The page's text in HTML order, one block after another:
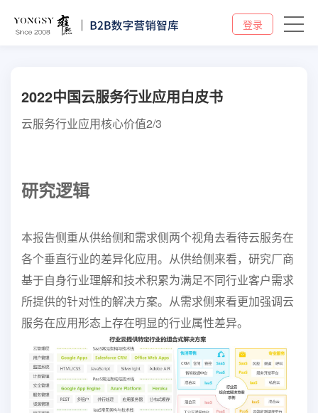
登录
2022中国云服务行业应用白皮书
云服务行业应用核心价值2/3
研究逻辑
本报告侧重从供给侧和需求侧两个视角去看待云服务在
各个垂直行业的差异化应用。从供给侧来看，研究厂商
基于自身行业理解和技术积累为满足不同行业客户需求
所提供的针对性的解决方案。从需求侧来看更加强调云
服务在应用形态上存在明显的行业属性差异。